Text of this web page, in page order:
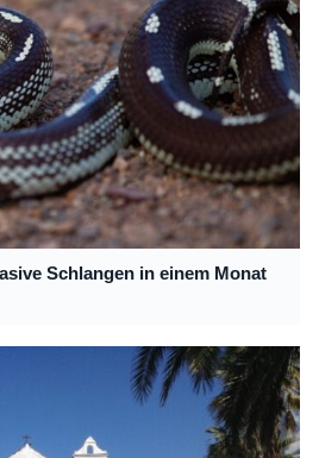
Schlangen in einem Monat